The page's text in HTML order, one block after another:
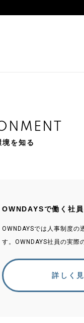
境を知る
OWNDAYSで働く社
OWNDAYSでは人事制度の
す。OWNDAYS社員の実際
詳しく